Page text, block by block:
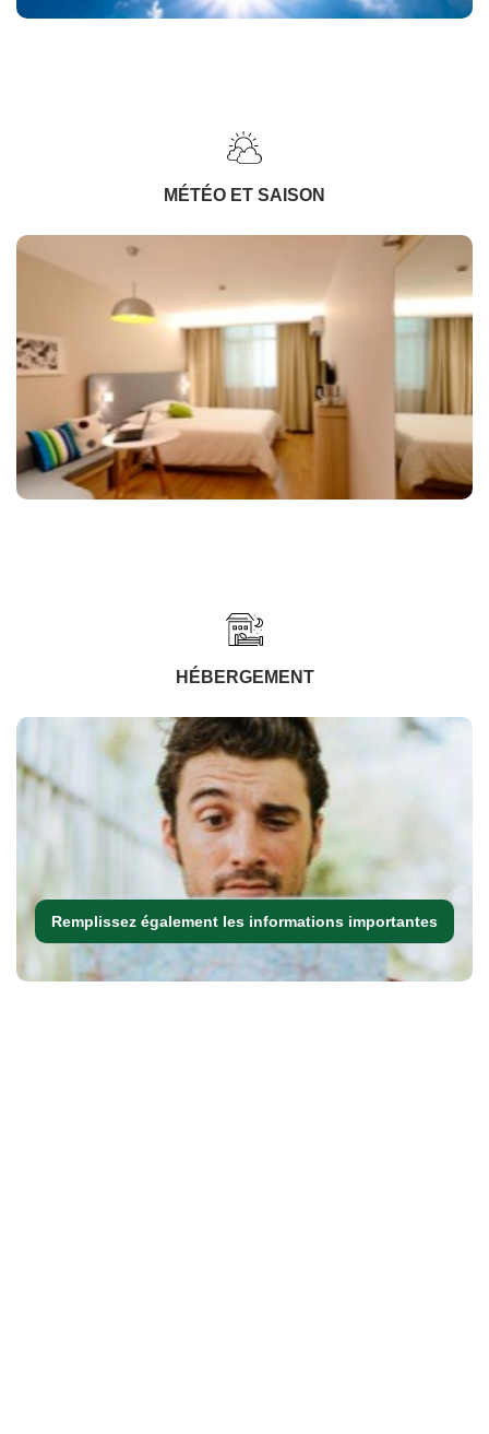
MÉTÉO ET SAISON
HÉBERGEMENT
Remplissez également les informations importantes